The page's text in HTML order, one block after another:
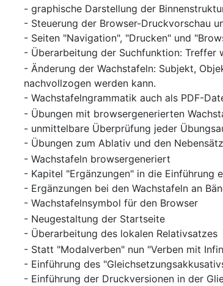
- graphische Darstellung der
- Steuerung der Browser-Druckvorschau
- Seiten "Navigation", "Drucken" und
- Überarbeitung der Suchfunktion: Treffer
- Änderung der Wachstafeln: Subjekt,
nachvollzogen werden kann.
- Wachstafelngrammatik auch als PDF-
- Übungen mit browsergenerierten
- unmittelbare Überprüfung jeder
- Übungen zum Ablativ und den
- Wachstafeln browsergeneriert
- Kapitel "Ergänzungen" in die Einführung
- Ergänzungen bei den Wachstafeln an
- Wachstafelnsymbol für den Browser
- Neugestaltung der Startseite
- Überarbeitung des lokalen Relativsatzes
- Statt "Modalverben" nun "Verben mit
- Einführung des
- Einführung der Druckversionen in der